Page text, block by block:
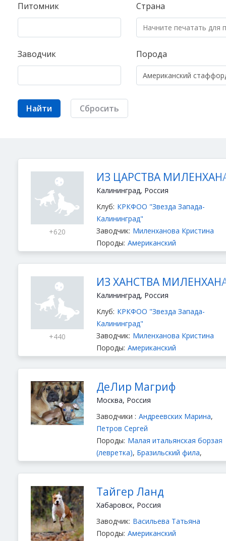
Питомник Страна
Заводчик Порода
Найти Сбросить
+620
ИЗ ЦАРСТВА
Калининград, Россия
Клуб: КРКФОО "Звезда Запада-
Калининград"
Заводчик: Миленханова Кристина
Породы: Американский
Стаффордширский бультерьер
+440
ИЗ ХАНСТВА
Калининград, Россия
Клуб: КРКФОО "Звезда Запада-
Калининград"
Заводчик: Миленханова Кристина
Породы: Американский
Стаффордширский бультерьер
ДеЛир Магриф
Москва, Россия
Заводчики : Андреевских Марина,
Петров Сергей
Породы: Малая итальянская борзая
(левретка), Бразильский фила,
терьер,Йоркширский терьер,
Среднеазиатская овчарка
Тайгер Ланд
Хабаровск, Россия
Заводчик: Васильева Татьяна
Породы: Американский